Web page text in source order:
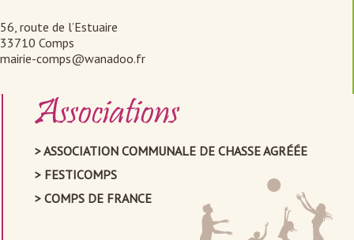
56, route de l’Estuaire
33710 Comps
mairie-comps@wanadoo.fr
Associations
ASSOCIATION COMMUNALE DE CHASSE AGRÉÉE
FESTICOMPS
COMPS DE FRANCE